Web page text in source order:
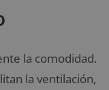
la comodidad.
la ventilación,